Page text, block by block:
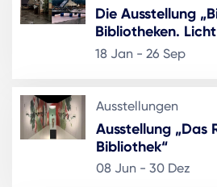
Die Ausstellung
Bibliotheken.
18 Jan - 26 Sep
Ausstellungen
Ausstellung „Das
Bibliothek“
08 Jun - 30 Dez